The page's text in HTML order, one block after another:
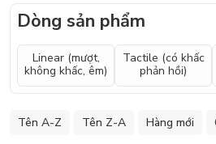
Dòng sản phẩm
Linear (mượt,
không khấc, êm)
Tactile (có khấc
phản hồi)
Tên A-Z Tên Z-A Hàng mới